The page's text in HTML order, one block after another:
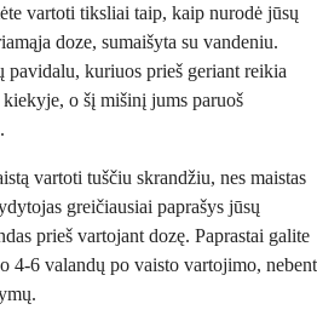
vartoti tiksliai taip, kaip nurodė jūsų
doze, sumaišyta su vandeniu.
pavidalu, kuriuos prieš geriant reikia
o šį mišinį jums paruoš
vartoti tuščiu skrandžiu, nes maistas
greičiausiai paprašys jūsų
prieš vartojant dozę. Paprastai galite
4-6 valandų po vaisto vartojimo, nebent